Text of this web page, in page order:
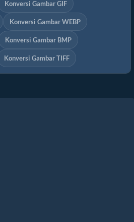
Konversi Gambar GIF
Konversi Gambar WEBP
Konversi Gambar BMP
Konversi Gambar TIFF